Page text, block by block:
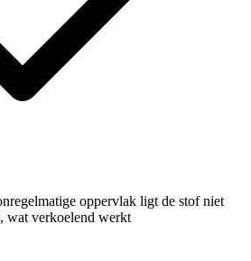
oppervlak ligt de stof niet
wat verkoelend werkt